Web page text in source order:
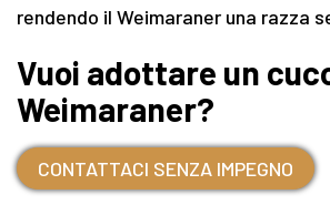
rendendo il Weimaraner una razza
Vuoi adottare un
Weimaraner?
CONTATTACI SENZA IMPEGNO